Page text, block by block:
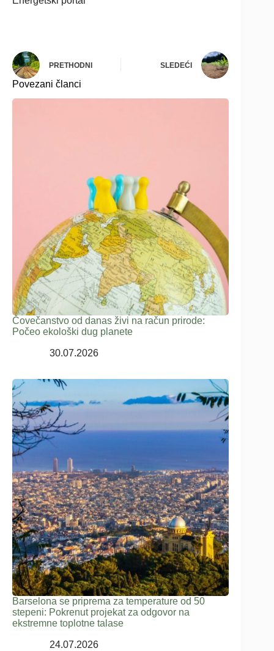
PRETHODNI SLEDEĆI
Povezani članci
Čovečanstvo od danas živi na račun prirode:
Počeo ekološki dug planete
30.07.2026
Barselona se priprema za temperature od 50
stepeni: Pokrenut projekat za odgovor na
ekstremne toplotne talase
24.07.2026